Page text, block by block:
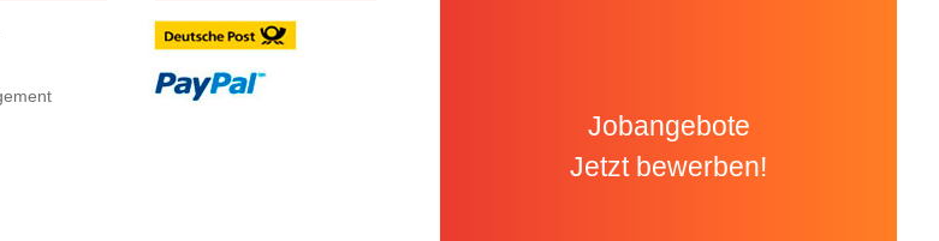
Jobangebote
Jetzt bewerben!